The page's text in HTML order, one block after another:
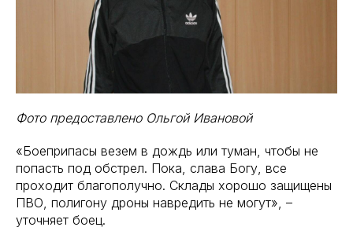
Фото предоставлено Ольгой Ивановой
«Боеприпасы везем в дождь или туман, чтобы не
попасть под обстрел. Пока, слава Богу, все
проходит благополучно. Склады хорошо защищены
ПВО, полигону дроны навредить не могут», –
уточняет боец.